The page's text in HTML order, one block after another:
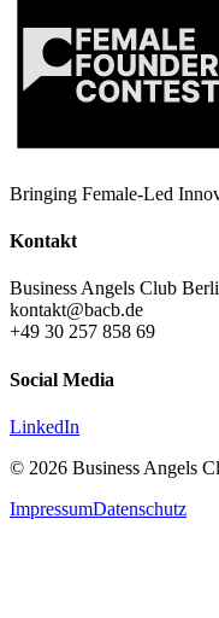
Bringing Female-Led
Kontakt
Business Angels Club
kontakt@bacb.de
+49 30 257 858 69
Social Media
LinkedIn
© 2026 Business Angels
ImpressumDatenschutz